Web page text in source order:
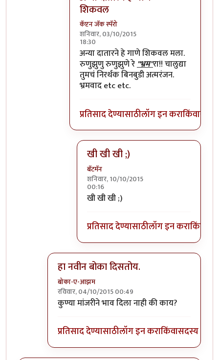
शिकवल
कॅप्टन जॅक स्पॅरो
शनिवार, 03/10/2015
18:30
In reply to=))byप्रचेतस
अन्या दातारने हे गाणे शिकवल मला.
रुणुझुणु रुणुझुणे रे"भ्रम"रा!! चालुद्या
तुमचं निरर्थक बिनबुडी अत्मरंजन.
भ्रमवाद etc etc.
प्रतिसाद देण्यासाठीलॉग इन कराकिंवा
खी खी खी ;)
बॅटमॅन
शनिवार, 10/10/2015
00:16
In reply to
खी खी खी ;)
प्रतिसाद देण्यासाठीलॉग इन कराकिंवा
हा नवीन बोका दिसतोय.
बोका-ए-आझम
रविवार, 04/10/2015 00:49
In reply toहलकट चिमण....................by
कुण्या मांजरीने भाव दिला नाही की काय?
प्रतिसाद देण्यासाठीलॉग इन कराकिंवासदस्य व्हा